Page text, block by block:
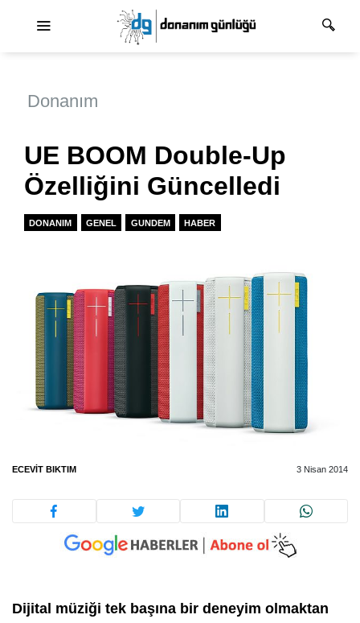
Donanım
UE BOOM Double-Up
Özelliğini Güncelledi
DONANIM GENEL GUNDEM HABER
ECEVIT BIKTIM 3 Nisan 2014
Dijital müziği tek başına bir deneyim olmaktan